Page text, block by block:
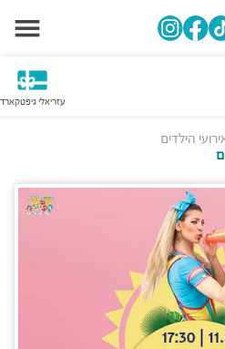
עזריאלי גיפטקארד
הילדים